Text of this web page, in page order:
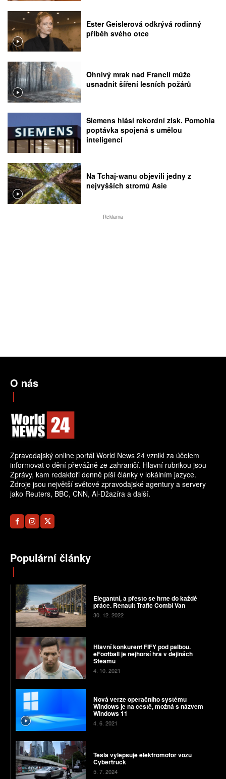
Ester Geislerová odkrývá rodinný
příběh svého otce
Ohnivý mrak nad Francií může
usnadnit šíření lesních požárů
Siemens hlásí rekordní zisk. Pomohla
poptávka spojená s umělou
inteligencí
Na Tchaj-wanu objevili jedny z
nejvyšších stromů Asie
Reklama
O nás
Zpravodajský online portál World News 24 vznikl za účelem
informovat o dění převážně ze zahraničí. Hlavní rubrikou jsou
Zprávy, kam redaktoři denně píší články v lokálním jazyce.
Zdroje jsou největší světové zpravodajské agentury a servery
jako Reuters, BBC, CNN, Al-Džazíra a další.
Populární články
Elegantní, a přesto se hrne do každé
práce. Renault Trafic Combi Van
30. 12. 2022
Hlavní konkurent FIFY pod palbou.
eFootball je nejhorší hra v dějinách
Steamu
4. 10. 2021
Nová verze operačního systému
Windows je na cestě, možná s názvem
Windows 11
4. 6. 2021
Tesla vylepšuje elektromotor vozu
Cybertruck
5. 7. 2024